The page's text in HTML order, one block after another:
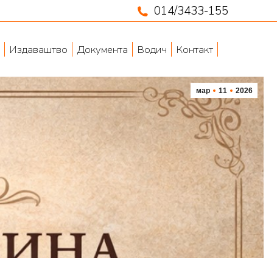
014/3433-155
Издаваштво Документа Водич Контакт
мар 11 2026